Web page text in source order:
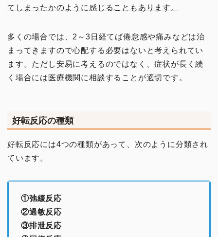
てしまったかのように感じることもあります。
多くの場合では、2～3日経てば倦怠感や痛みなどは治
まってきますので心配する必要はないと考えられてい
ます。ただし安易に考えるのではなく、症状が長く続
く場合には医療機関に相談することが適切です。
好転反応の種類
好転反応には4つの種類があって、次のように分類され
ています。
①弛緩反応
②過敏反応
③排泄反応